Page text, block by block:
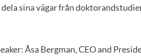
sina vägar från
Åsa Bergman, CEO and